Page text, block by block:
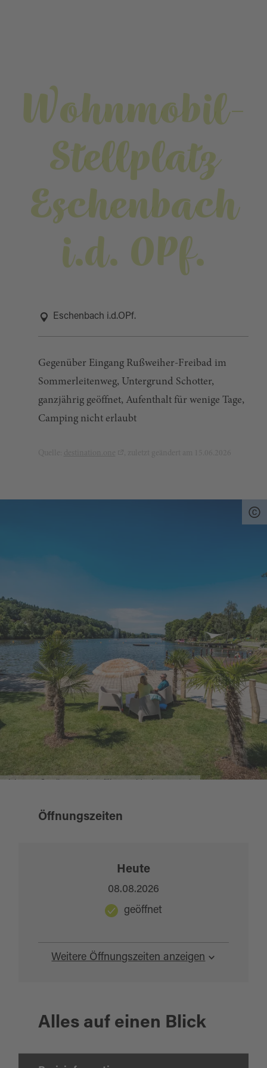
Wohnmobil-
Stellplatz
Eschenbach
i.d. OPf.
Eschenbach i.d.OPf.
Gegenüber Eingang Rußweiher-Freibad im
Sommerleitenweg, Untergrund Schotter,
ganzjährig geöffnet, Aufenthalt für wenige Tage,
Camping nicht erlaubt
Öffnungszeiten
Weitere Öffnungszeiten anzeigen
Heute
08.08.2026
geöffnet
Alles auf einen Blick